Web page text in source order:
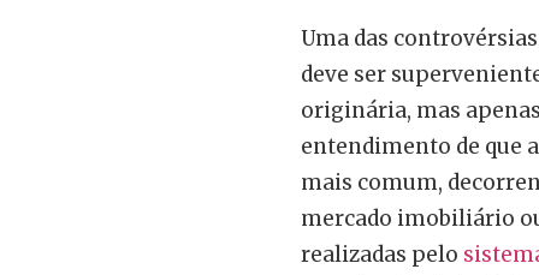
Uma das
deve ser
originária, mas
entendimento de que
mais comum,
mercado imobiliário
realizadas pelo